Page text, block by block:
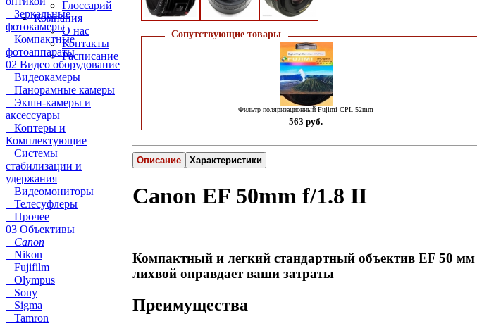
Глоссарий
Компания
О нас
Контакты
Расписание
Зеркальные
фотокамеры
Компактные
фотоаппараты
02 Видео оборудование
Видеокамеры
Панорамные камеры
Экшн-камеры и
аксессуары
Коптеры и
Комплектующие
Системы
стабилизации и
удержания
Видеомониторы
Телесуфлеры
Прочее
03 Объективы
Canon
Nikon
Fujifilm
Olympus
Sony
Sigma
Tamron
Сопутствующие товары
Фильтр поляризационный Fujimi CPL 52mm
563 руб.
Описание Характеристики
Canon EF 50mm f/1.8 II
Компактный и легкий стандартный объектив EF 50 мм
лихвой оправдает ваши затраты
Преимущества